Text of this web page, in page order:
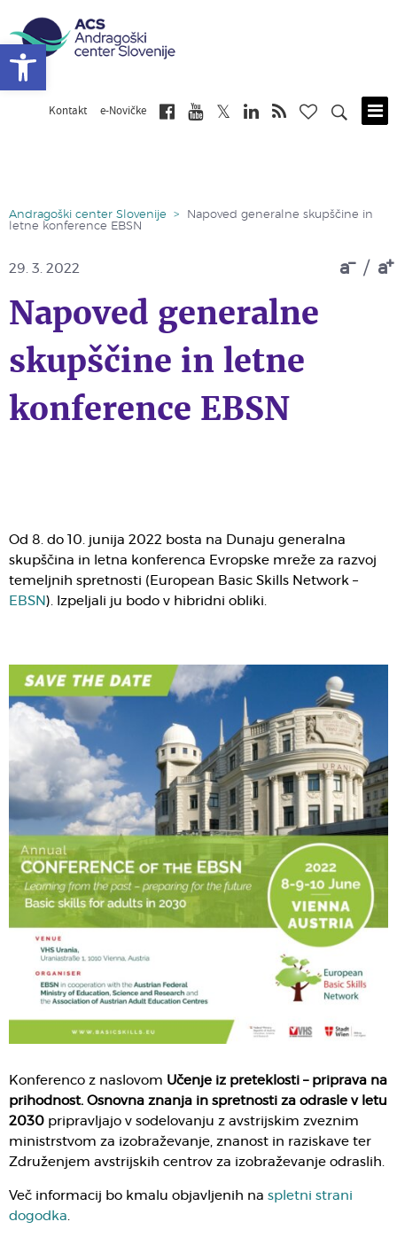
Kontakt e-Novičke
Andragoški center Slovenije >
Napoved generalne skupščine in
letne konference EBSN
a / a
29. 3. 2022
Napoved generalne
skupščine in letne
konference EBSN
Od 8. do 10. junija 2022 bosta na Dunaju generalna
skupščina in letna konferenca Evropske mreže za razvoj
temeljnih spretnosti (European Basic Skills Network –
EBSN ). Izpeljali ju bodo v hibridni obliki.
Konferenco z naslovom Učenje iz preteklosti – priprava na
prihodnost. Osnovna znanja in spretnosti za odrasle v letu
2030 pripravljajo v sodelovanju z avstrijskim zveznim
ministrstvom za izobraževanje, znanost in raziskave ter
Združenjem avstrijskih centrov za izobraževanje odraslih.
Več informacij bo kmalu objavljenih na spletni strani
dogodka.
Open toolbar